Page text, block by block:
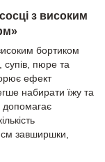
з високим
бортиком
супів, пюре та
ефект
набирати їжу та
допомагає
завширшки,